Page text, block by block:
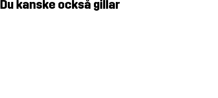
Du kanske också gillar